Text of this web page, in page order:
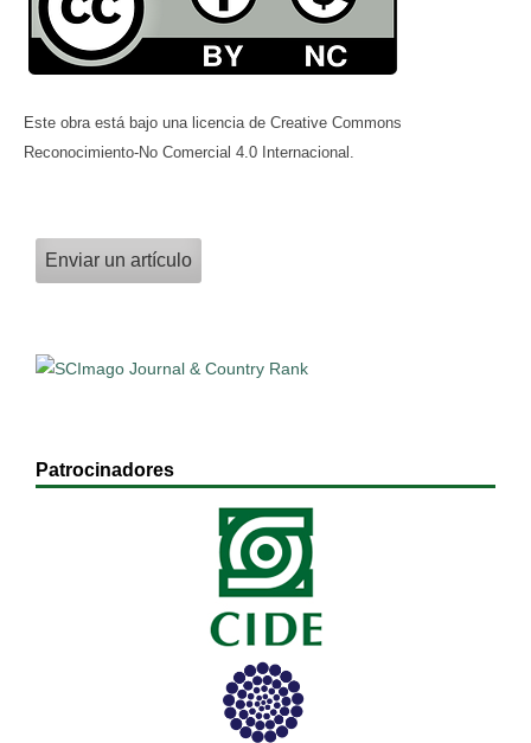
Este obra está bajo una licencia de Creative Commons
Reconocimiento-No Comercial 4.0 Internacional.
Enviar un artículo
Patrocinadores